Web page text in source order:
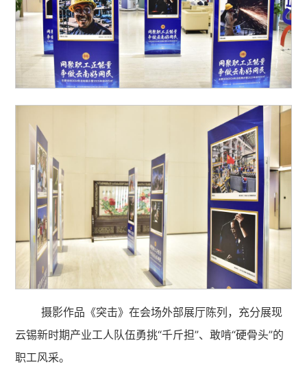
摄影作品《突击》在会场外部展厅陈列，充分展现
云锡新时期产业工人队伍勇挑“千斤担”、敢啃“硬骨头”的
职工风采。